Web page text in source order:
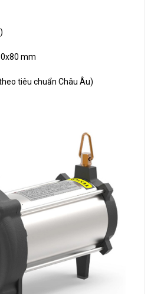
mm
tiêu chuẩn Châu Âu)